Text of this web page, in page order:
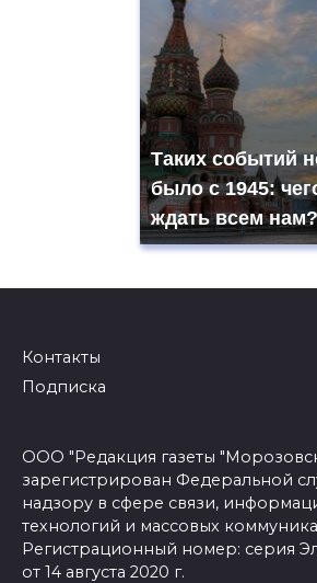
Таких событий
было с 1945:
ждать всем нам?
Контакты
Подписка
ООО "Редакция газеты
зарегистрирован Федеральной
надзору в сфере связи,
технологий и массовых
Регистрационный номер: серия
от 14 августа 2020 г.